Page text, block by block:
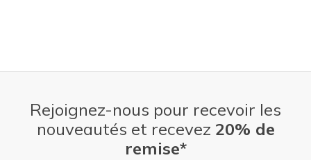
Rejoignez-nous pour recevoir les
nouveautés et recevez 20% de
remise*